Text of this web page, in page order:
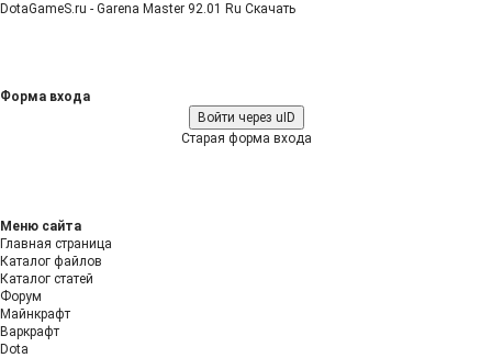
DotaGameS.ru - Garena Master 92.01 Ru Скачать
Форма входа
Войти через uID
Старая форма входа
Меню сайта
Главная страница
Каталог файлов
Каталог статей
Форум
Майнкрафт
Варкрафт
Dota